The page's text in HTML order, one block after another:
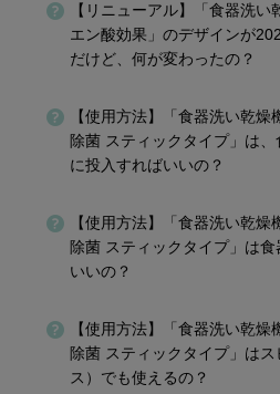
【リニューアル】「食器洗
エン酸効果」のデザインが
だけど、何が変わったの？
【使用方法】「食器洗い乾
除菌 スティックタイプ」は
に投入すればいいの？
【使用方法】「食器洗い乾
除菌 スティックタイプ」は
いいの？
【使用方法】「食器洗い乾
除菌 スティックタイプ」は
ス）でも使えるの？